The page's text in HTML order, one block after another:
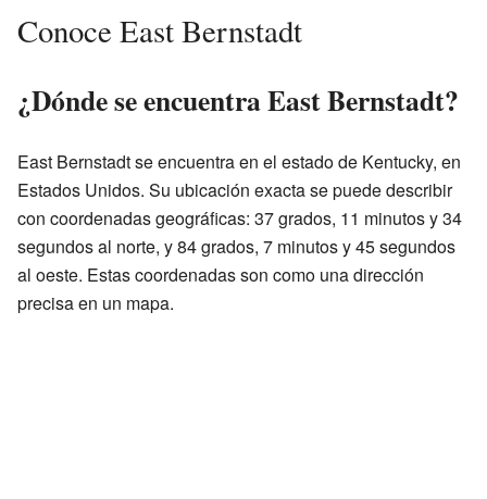
Conoce East Bernstadt
¿Dónde se encuentra East Bernstadt?
East Bernstadt se encuentra en el estado de Kentucky, en
Estados Unidos. Su ubicación exacta se puede describir
con coordenadas geográficas: 37 grados, 11 minutos y 34
segundos al norte, y 84 grados, 7 minutos y 45 segundos
al oeste. Estas coordenadas son como una dirección
precisa en un mapa.